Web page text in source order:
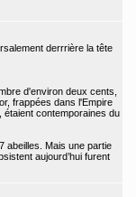
derrrière la tête
d'environ deux cents,
frappées dans l'Empire
étaient contemporaines du
abeilles. Mais une partie
aujourd’hui furent